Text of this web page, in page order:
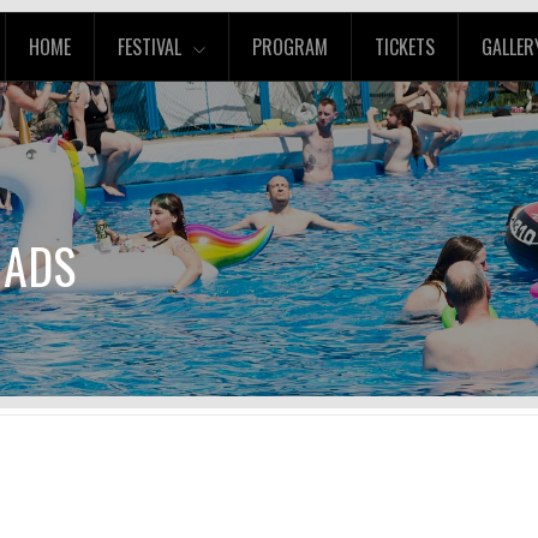
HOME FESTIVAL PROGRAM TICKETS